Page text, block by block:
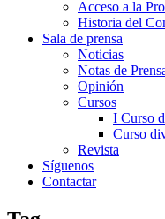
Acceso a la
Historia del
Sala de prensa
Noticias
Notas de
Opinión
Cursos
I Curso
Curso
Revista
Síguenos
Contactar